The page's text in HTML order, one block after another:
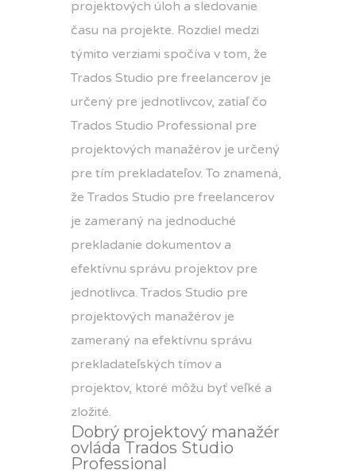
projektových úloh a sledovanie
času na projekte. Rozdiel medzi
týmito verziami spočíva v tom, že
Trados Studio pre freelancerov je
určený pre jednotlivcov, zatiaľ čo
Trados Studio Professional pre
projektových manažérov je určený
pre tím prekladateľov. To znamená,
že Trados Studio pre freelancerov
je zameraný na jednoduché
prekladanie dokumentov a
efektívnu správu projektov pre
jednotlivca. Trados Studio pre
projektových manažérov je
zameraný na efektívnu správu
prekladateľských tímov a
projektov, ktoré môžu byť veľké a
zložité.
Dobrý projektový manažér
ovláda Trados Studio
Professional